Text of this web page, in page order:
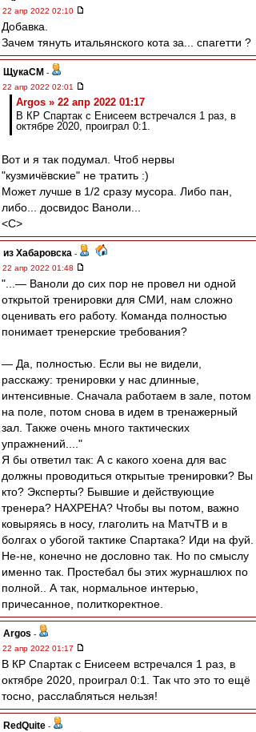
22 апр 2022 02:10
Добавка.
Зачем тянуть итальянского кота за... спагетти ?
ЩукаСМ -
22 апр 2022 02:01
Argos » 22 апр 2022 01:17
В КР Спартак с Енисеем встречался 1 раз, в
октябре 2020, проиграл 0:1.
Вот и я так подумал. Чтоб нервы
"кузмичёвские" не тратить :)
Может лучше в 1/2 сразу мусора. Либо пан,
либо... досвидос Ваноли...
<C>
из Хабаровска -
22 апр 2022 01:48
"...— Ваноли до сих пор не провел ни одной
открытой тренировки для СМИ, нам сложно
оценивать его работу. Команда полностью
понимает тренерские требования?
— Да, полностью. Если вы не видели,
расскажу: тренировки у нас длинные,
интенсивные. Сначала работаем в зале, потом
на поле, потом снова в идем в тренажерный
зал. Также очень много тактических
упражнений...."
Я бы ответил так: А с какого хоена для вас
должны проводиться открытые тренировки? Вы
кто? Эксперты? Бывшие и действующие
тренера? НАХРЕНА? Чтобы вы потом, важно
ковыряясь в носу, глаголить на МатчТВ и в
болгах о убогой тактике Спартака? Иди на фуй.
Не-не, конечно не дословно так. Но по смыслу
именно так. Простебал бы этих журнашлюх по
полной.. А так, нормальное интерью,
причесанное, политкоректное.
Argos -
22 апр 2022 01:17
В КР Спартак с Енисеем встречался 1 раз, в
октябре 2020, проиграл 0:1. Так что это то ещё
тосно, расслабляться нельзя!
RedQuite -